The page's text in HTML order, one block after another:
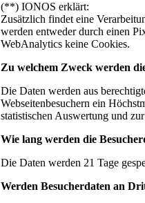
(**) IONOS erklärt:
Zusätzlich findet eine
werden entweder durch einen
WebAnalytics keine Cookies.
Zu welchem Zweck werden
Die Daten werden aus
Webseitenbesuchern ein
statistischen Auswertung und
Wie lang werden die
Die Daten werden 21 Tage
Werden Besucherdaten an